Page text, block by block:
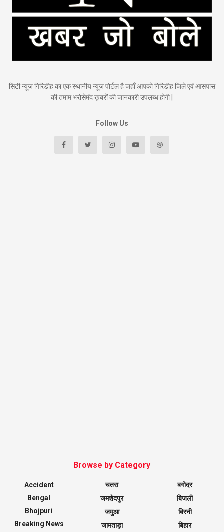
सिटी न्यूज़ गिरिडीह का एक स्थानीय न्यूज़ पोर्टल है जहाँ आपको गिरिडीह जिले एवं आसपास
की तमाम भरोसेमंद ख़बरों की जानकारी उपलब्ध होगी |
Follow Us
Browse by Category
Accident
Bengal
Bhojpuri
Breaking News
चतरा
जमशेदपुर
जमुआ
जामताड़ा
बगोदर
बिजली
बिरनी
बिहार